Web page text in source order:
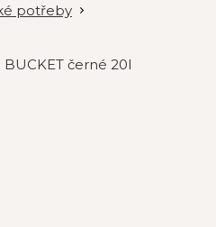
potřeby
černé 20l